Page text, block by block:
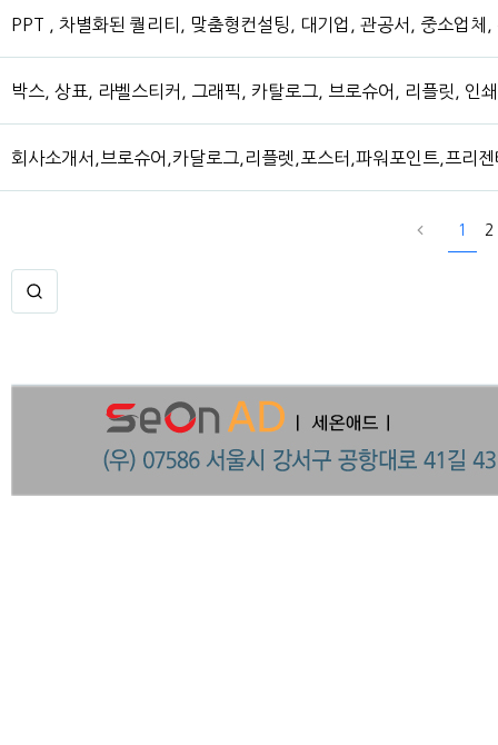
PPT , 차별화된 퀄리티, 맞춤형컨설팅, 대기업, 관공서, 중소업체,
박스, 상표, 라벨스티커, 그래픽, 카탈로그, 브로슈어, 리플릿, 인
회사소개서,브로슈어,카달로그,리플렛,포스터,파워포인트,프리
1 2